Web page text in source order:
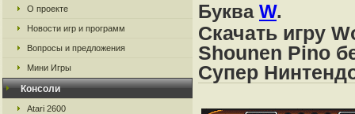
О проекте
Новости игр и программ
Вопросы и предложения
Мини Игры
Консоли
Atari 2600
Буква W.
Скачать игру
Shounen Pino
Супер